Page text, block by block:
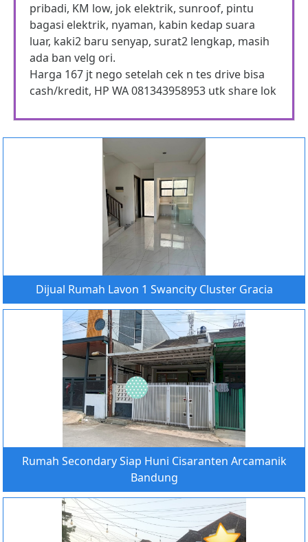
pribadi, KM low, jok elektrik, sunroof, pintu
bagasi elektrik, nyaman, kabin kedap suara
luar, kaki2 baru senyap, surat2 lengkap, masih
ada ban velg ori.
Harga 167 jt nego setelah cek n tes drive bisa
cash/kredit, HP WA 081343958953 utk share lok
Dijual Rumah Lavon 1 Swancity Cluster Gracia
Rumah Secondary Siap Huni Cisaranten Arcamanik
Bandung